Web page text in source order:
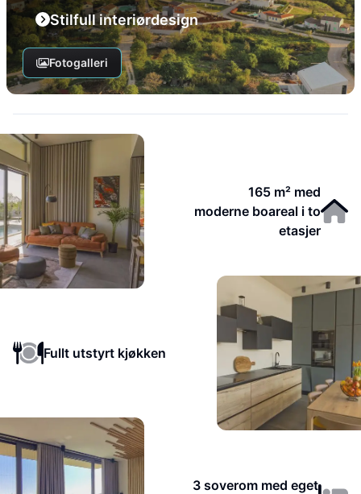
Stilfull interiørdesign
Fotogalleri
165 m² med
moderne boareal i to
etasjer
Fullt utstyrt kjøkken
3 soverom med eget